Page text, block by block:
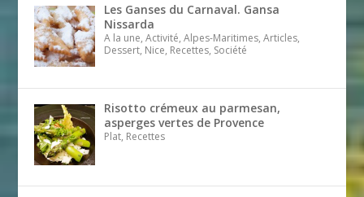
Les Ganses du Carnaval. Gansa
Nissarda
A la une, Activité, Alpes-Maritimes, Articles,
Dessert, Nice, Recettes, Société
Risotto crémeux au parmesan,
asperges vertes de Provence
Plat, Recettes